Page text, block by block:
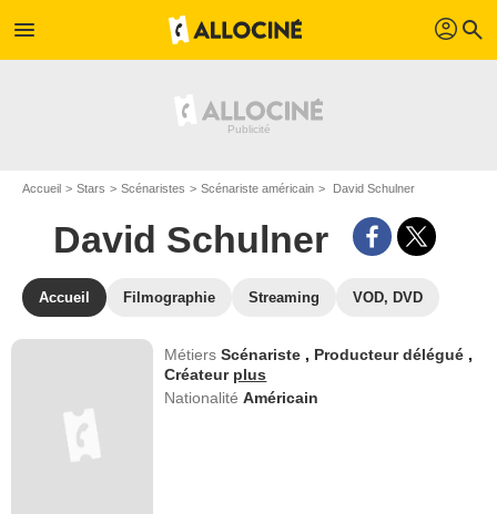
menu profil search
Accueil Stars Scénaristes Scénariste américain David Schulner
David Schulner
Accueil Filmographie Streaming VOD, DVD
MétiersScénariste , Producteur délégué ,
Créateur plus
NationalitéAméricain